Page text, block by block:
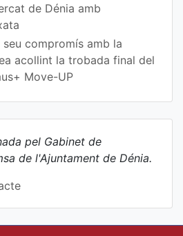
de Dénia amb
compromís amb la
acollint la trobada final del
Move-UP
pel Gabinet de
de l'Ajuntament de Dénia.